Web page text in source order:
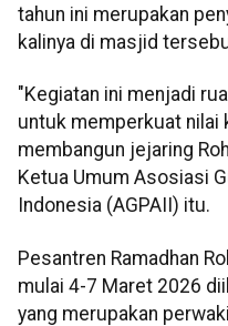
tahun ini merupakan
kalinya di masjid
"Kegiatan ini menjadi
untuk memperkuat nilai
membangun jejaring
Ketua Umum Asosiasi
Indonesia (AGPAII) itu.
Pesantren Ramadhan
mulai 4-7 Maret 2026
yang merupakan